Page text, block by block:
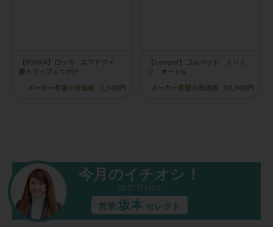
【ROKKA】ロッカ エアドライ
鹿トライプふりかけ
メーカー希望小売価格
1,500円
【compet】コムペット ミリミ
リ オートN
メーカー希望小売価格
38,000円
今月のイチオシ！
BEST ITEMS
営業 坂本 セレクト